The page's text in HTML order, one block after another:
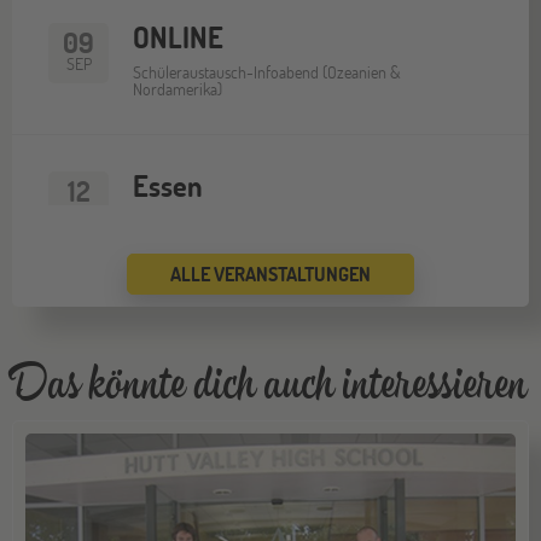
09
SEP
ONLINE
Schüleraustausch-Infoabend (Ozeanien &
Nordamerika)
12 Essen
19 Köln
Jugendbildungsmesse JuBi
ALLE VERANSTALTUNGEN
Das könnte dich auch interessieren